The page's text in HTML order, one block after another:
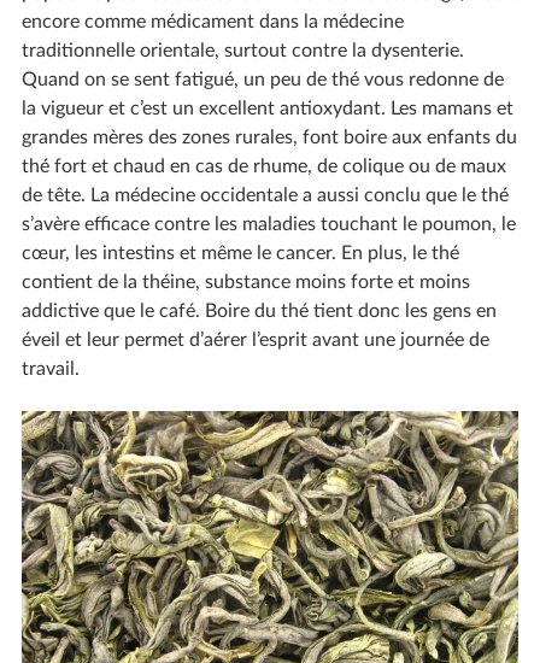
encore comme médicament dans la médecine
traditionnelle orientale, surtout contre la dysenterie.
Quand on se sent fatigué, un peu de thé vous redonne de
la vigueur et c’est un excellent antioxydant. Les mamans et
grandes mères des zones rurales, font boire aux enfants du
thé fort et chaud en cas de rhume, de colique ou de maux
de tête. La médecine occidentale a aussi conclu que le thé
s’avère efficace contre les maladies touchant le poumon, le
cœur, les intestins et même le cancer. En plus, le thé
contient de la théine, substance moins forte et moins
addictive que le café. Boire du thé tient donc les gens en
éveil et leur permet d’aérer l’esprit avant une journée de
travail.